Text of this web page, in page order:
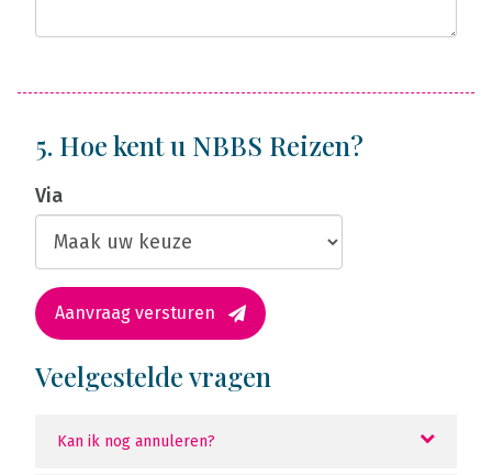
5. Hoe kent u NBBS Reizen?
Via
Aanvraag versturen
Veelgestelde vragen
Kan ik nog annuleren?